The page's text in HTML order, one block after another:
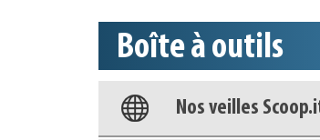
Boîte à outils
Base documentaire
Nos veilles